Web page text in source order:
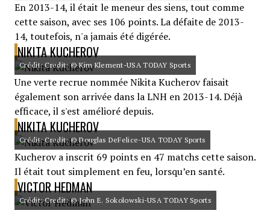
En 2013-14, il était le meneur des siens, tout comme
cette saison, avec ses 106 points. La défaite de 2013-
14, toutefois, n'a jamais été digérée.
NIKITA KUCHEROV
Crédit: Credit: © Kim Klement-USA TODAY Sports
Une verte recrue nommée Nikita Kucherov faisait
également son arrivée dans la LNH en 2013-14. Déjà
efficace, il s'est amélioré depuis.
NIKITA KUCHEROV
Crédit: Credit: © Douglas DeFelice-USA TODAY Sports
Kucherov a inscrit 69 points en 47 matchs cette saison.
Il était tout simplement en feu, lorsqu’en santé.
VICTOR HEDMAN
Crédit: Credit: © John E. Sokolowski-USA TODAY Sports